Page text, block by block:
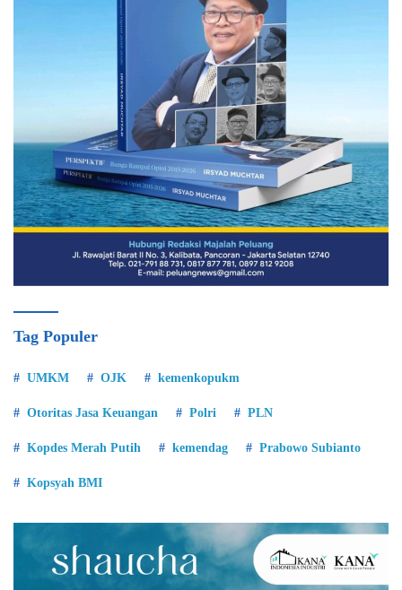
Tag Populer
UMKM OJK kemenkopukm
Otoritas Jasa Keuangan Polri PLN
Kopdes Merah Putih kemendag Prabowo Subianto
Kopsyah BMI